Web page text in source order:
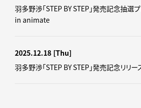
羽多野渉「STEP BY STEP」発売記念抽選
in animate
2025.12.18 [Thu]
羽多野渉「STEP BY STEP」発売記念リリー